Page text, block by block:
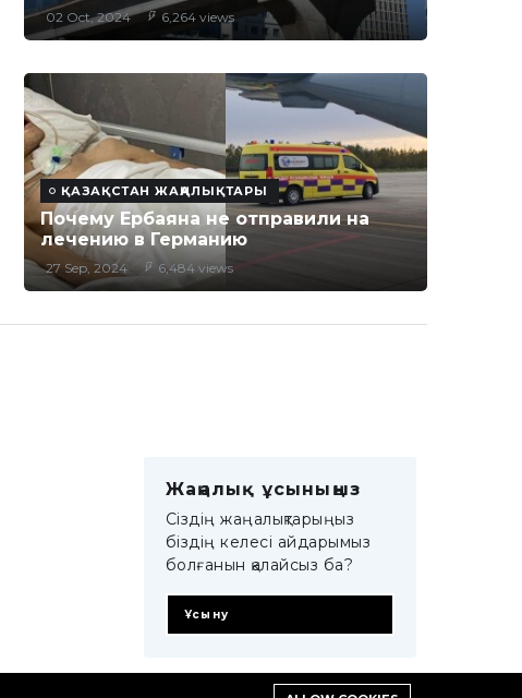
02 Oct, 2024 6,264 views
ҚАЗАҚСТАН ЖАҢАЛЫҚТАРЫ
Почему Ербаяна не отправили на
лечению в Германию
27 Sep, 2024 6,484 views
Жаңалық ұсыныңыз
Сіздің жаңалықтарыңыз
біздің келесі айдарымыз
болғанын қалайсыз ба?
Ұсыну